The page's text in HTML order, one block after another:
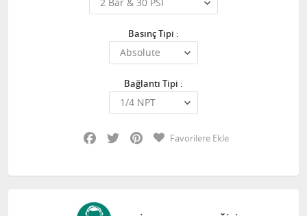
Basınç Tipi :
Bağlantı Tipi :
Facebook
Twitter PinterestFavorilere Ekle